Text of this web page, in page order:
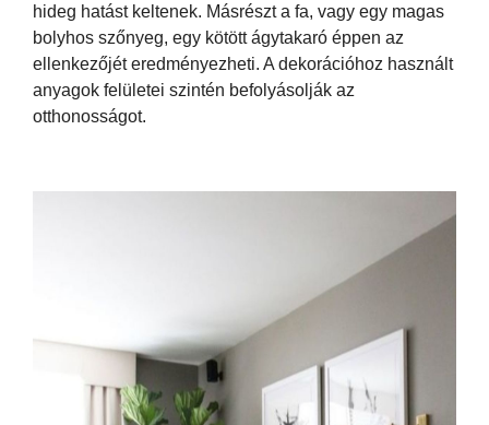
hideg hatást keltenek. Másrészt a fa, vagy egy magas
bolyhos szőnyeg, egy kötött ágytakaró éppen az
ellenkezőjét eredményezheti. A dekorációhoz használt
anyagok felületei szintén befolyásolják az
otthonosságot.